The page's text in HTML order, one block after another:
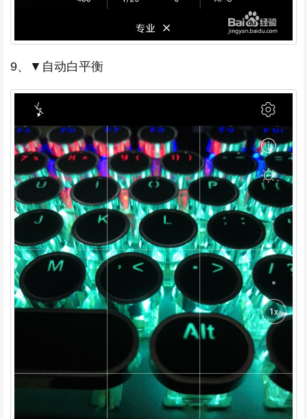
9、▼自动白平衡